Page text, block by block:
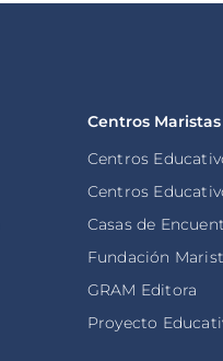
Centros Maristas
Centros
Centros
Casas de
Fundación
GRAM Editora
Proyecto